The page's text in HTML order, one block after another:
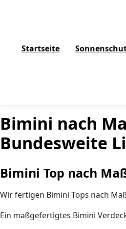
Startseite
Bimini nach
Bundesweite
Bimini Top nach
Wir fertigen Bimini Tops nach
Ein maßgefertigtes Bimini